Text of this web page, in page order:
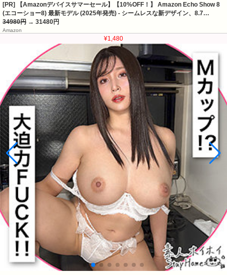
[PR] 【Amazonデバイスサマーセール】【10%OFF！】 Amazon Echo Show 8
(エコーショー8) 最新モデル (2025年発売) - シームレスな新デザイン、8.7…
34980円 → 31480円
Amazon
¥1,480